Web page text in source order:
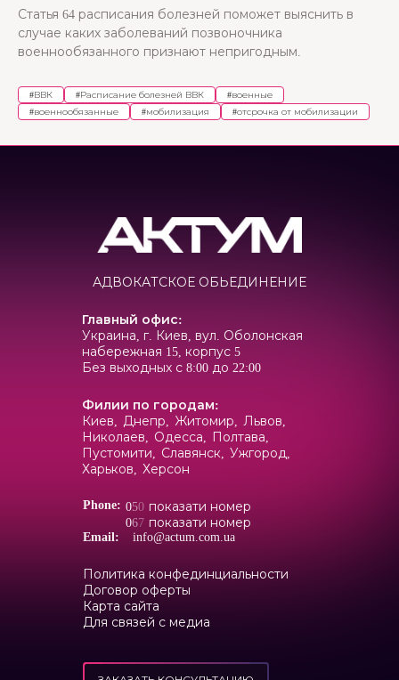
Статья 64 расписания болезней поможет выяснить в
случае каких заболеваний позвоночника
военнообязанного признают непригодным.
#ВВК #Расписание болезней ВВК #военные
#военнообязанные #мобилизация #отсрочка от мобилизации
АДВОКАТСКОЕ ОБЬЕДИНЕНИЕ
Главный офис:
Украина, г. Киев, вул. Оболонская
набережная 15, корпус 5
Без выходных с 8:00 до 22:00
Филии по городам:
Киев, Днепр, Житомир, Львов,
Николаев, Одесса,
Полтава,
Пустомити, Славянск, Ужгород,
Харьков, Херсон
Phone: 050 показати номер
067 показати номер
Email:
info@actum.com.ua
Политика конфединциальности
Договор оферты
Карта сайта
Для связей с медиа